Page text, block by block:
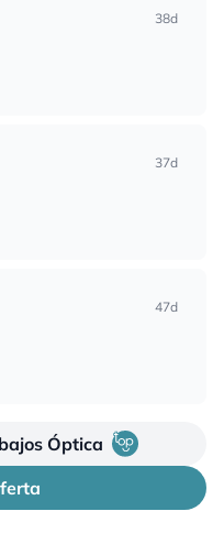
38d
37d
47d
Óptica